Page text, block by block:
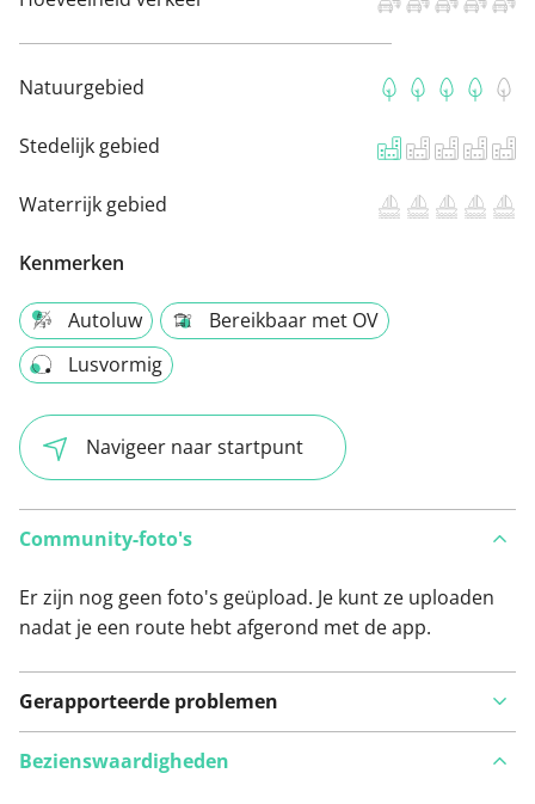
Natuurgebied
Stedelijk gebied
Waterrijk gebied
Kenmerken
Autoluw
Bereikbaar met OV
Lusvormig
Navigeer naar startpunt
Community-foto's
Er zijn nog geen foto's geüpload. Je kunt ze uploaden
nadat je een route hebt afgerond met de app.
Gerapporteerde problemen
Bezienswaardigheden